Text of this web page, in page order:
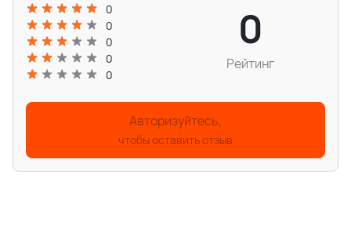
0
0
0
0
0
0
Рейтинг
Авторизуйтесь,
чтобы оставить отзыв